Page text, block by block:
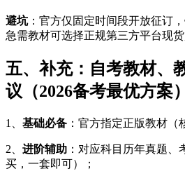
避坑：官方仅固定时间段开放征订
急需教材可选择正规第三方平台现
五、补充：自考教材、
议（2026备考最优方案）
1、 基础必备 ：官方指定正版教材（
2、 进阶辅助 ：对应科目历年真题
买，一套即可）；